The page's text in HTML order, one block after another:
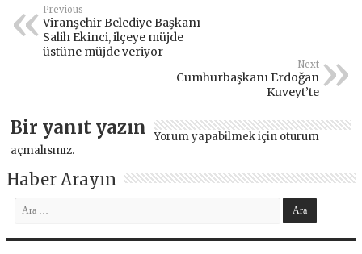
Previous
Viranşehir Belediye Başkanı
Salih Ekinci, ilçeye müjde
üstüne müjde veriyor
Next
Cumhurbaşkanı Erdoğan
Kuveyt’te
Bir yanıt yazın Yorum yapabilmek için oturum
açmalısınız.
Haber Arayın